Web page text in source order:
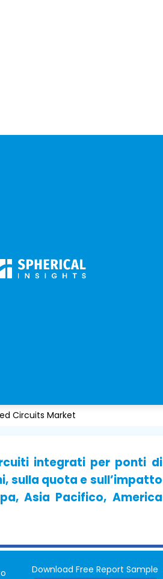
Circuits Market
integrati per ponti di
sulla quota e sull’impatto
Asia Pacifico, America
Download Free Report Sample